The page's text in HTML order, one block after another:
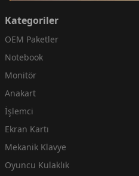
Kategoriler
OEM Paketler
Notebook
Monitör
Anakart
İşlemci
Ekran Kartı
Mekanik Klavye
Oyuncu Kulaklık